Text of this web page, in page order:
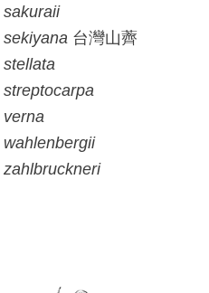
sakuraii
sekiyana 台灣山薺
stellata
streptocarpa
verna
wahlenbergii
zahlbruckneri